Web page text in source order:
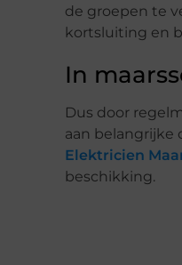
de groepen te
kortsluiting en
In
Dus door
aan belangrijke
Elektricien
beschikking.